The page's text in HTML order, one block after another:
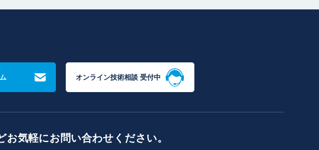
オンライン技術相談 受付中
気軽にお問い合わせください。